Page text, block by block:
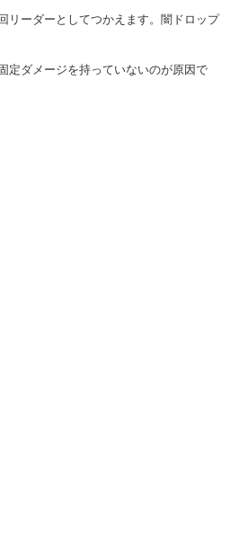
リーダーとしてつかえます。闇ドロップ
定ダメージを持っていないのが原因で